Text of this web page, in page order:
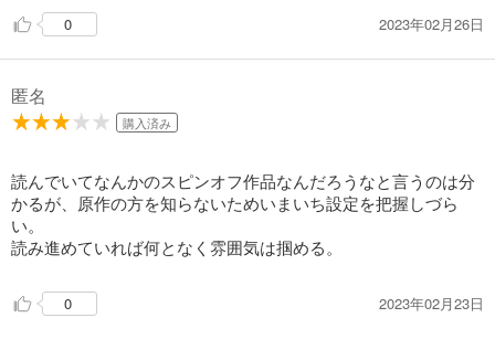
0 2023年02月26日
匿名
購入済み
読んでいてなんかのスピンオフ作品なんだろうなと言うのは分
かるが、原作の方を知らないためいまいち設定を把握しづら
い。
読み進めていれば何となく雰囲気は掴める。
0 2023年02月23日